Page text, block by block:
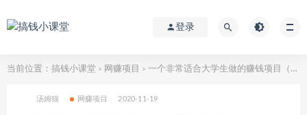
登录
当前位置： 搞钱小课堂 > 网赚项目 > 一个非常适合大学生做的赚钱项目（附实操方法）
汤姆猫 网赚项目 2020-11-19